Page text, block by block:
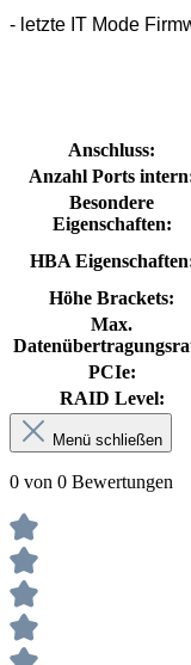
- letzte IT Mode
Anschluss:
Anzahl Ports
Besondere
Eigenschaften:
HBA
Höhe Brackets:
Max.
PCIe:
RAID Level:
Menü schließen
0 von 0 Bewertungen